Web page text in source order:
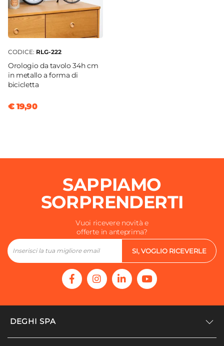
CODICE: RLG-222
Orologio da tavolo 34h cm
in metallo a forma di
bicicletta
€ 19,90
SAPPIAMO
SORPRENDERTI
Vuoi ricevere novità e
offerte in anteprima?
SI, VOGLIO RICEVERLE
DEGHI SPA